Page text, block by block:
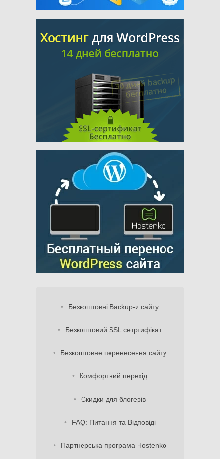
Безкоштовні Backup-и сайту
Безкоштовий SSL сетртифікат
Безкоштовне перенесення сайту
Комфортний перехід
Скидки для блогерів
FAQ: Питання та Відповіді
Партнерська програма Hostenko